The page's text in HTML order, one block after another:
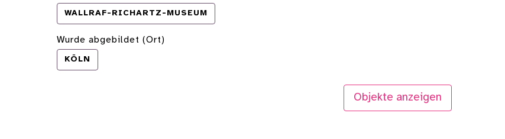
WALLRAF-RICHARTZ-MUSEUM
Wurde abgebildet (Ort)
KÖLN
Objekte anzeigen